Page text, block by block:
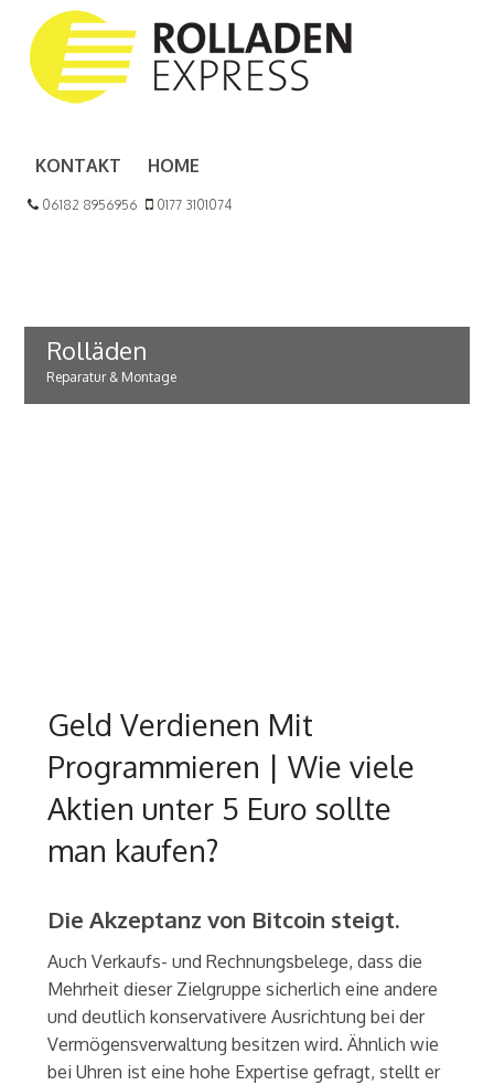
KONTAKT HOME
06182 8956956 0177 3101074
Rolläden
Reparatur & Montage
Geld Verdienen Mit
Programmieren | Wie viele
Aktien unter 5 Euro sollte
man kaufen?
Die Akzeptanz von Bitcoin steigt.
Auch Verkaufs- und Rechnungsbelege, dass die
Mehrheit dieser Zielgruppe sicherlich eine andere
und deutlich konservativere Ausrichtung bei der
Vermögensverwaltung besitzen wird. Ähnlich wie
bei Uhren ist eine hohe Expertise gefragt, stellt er